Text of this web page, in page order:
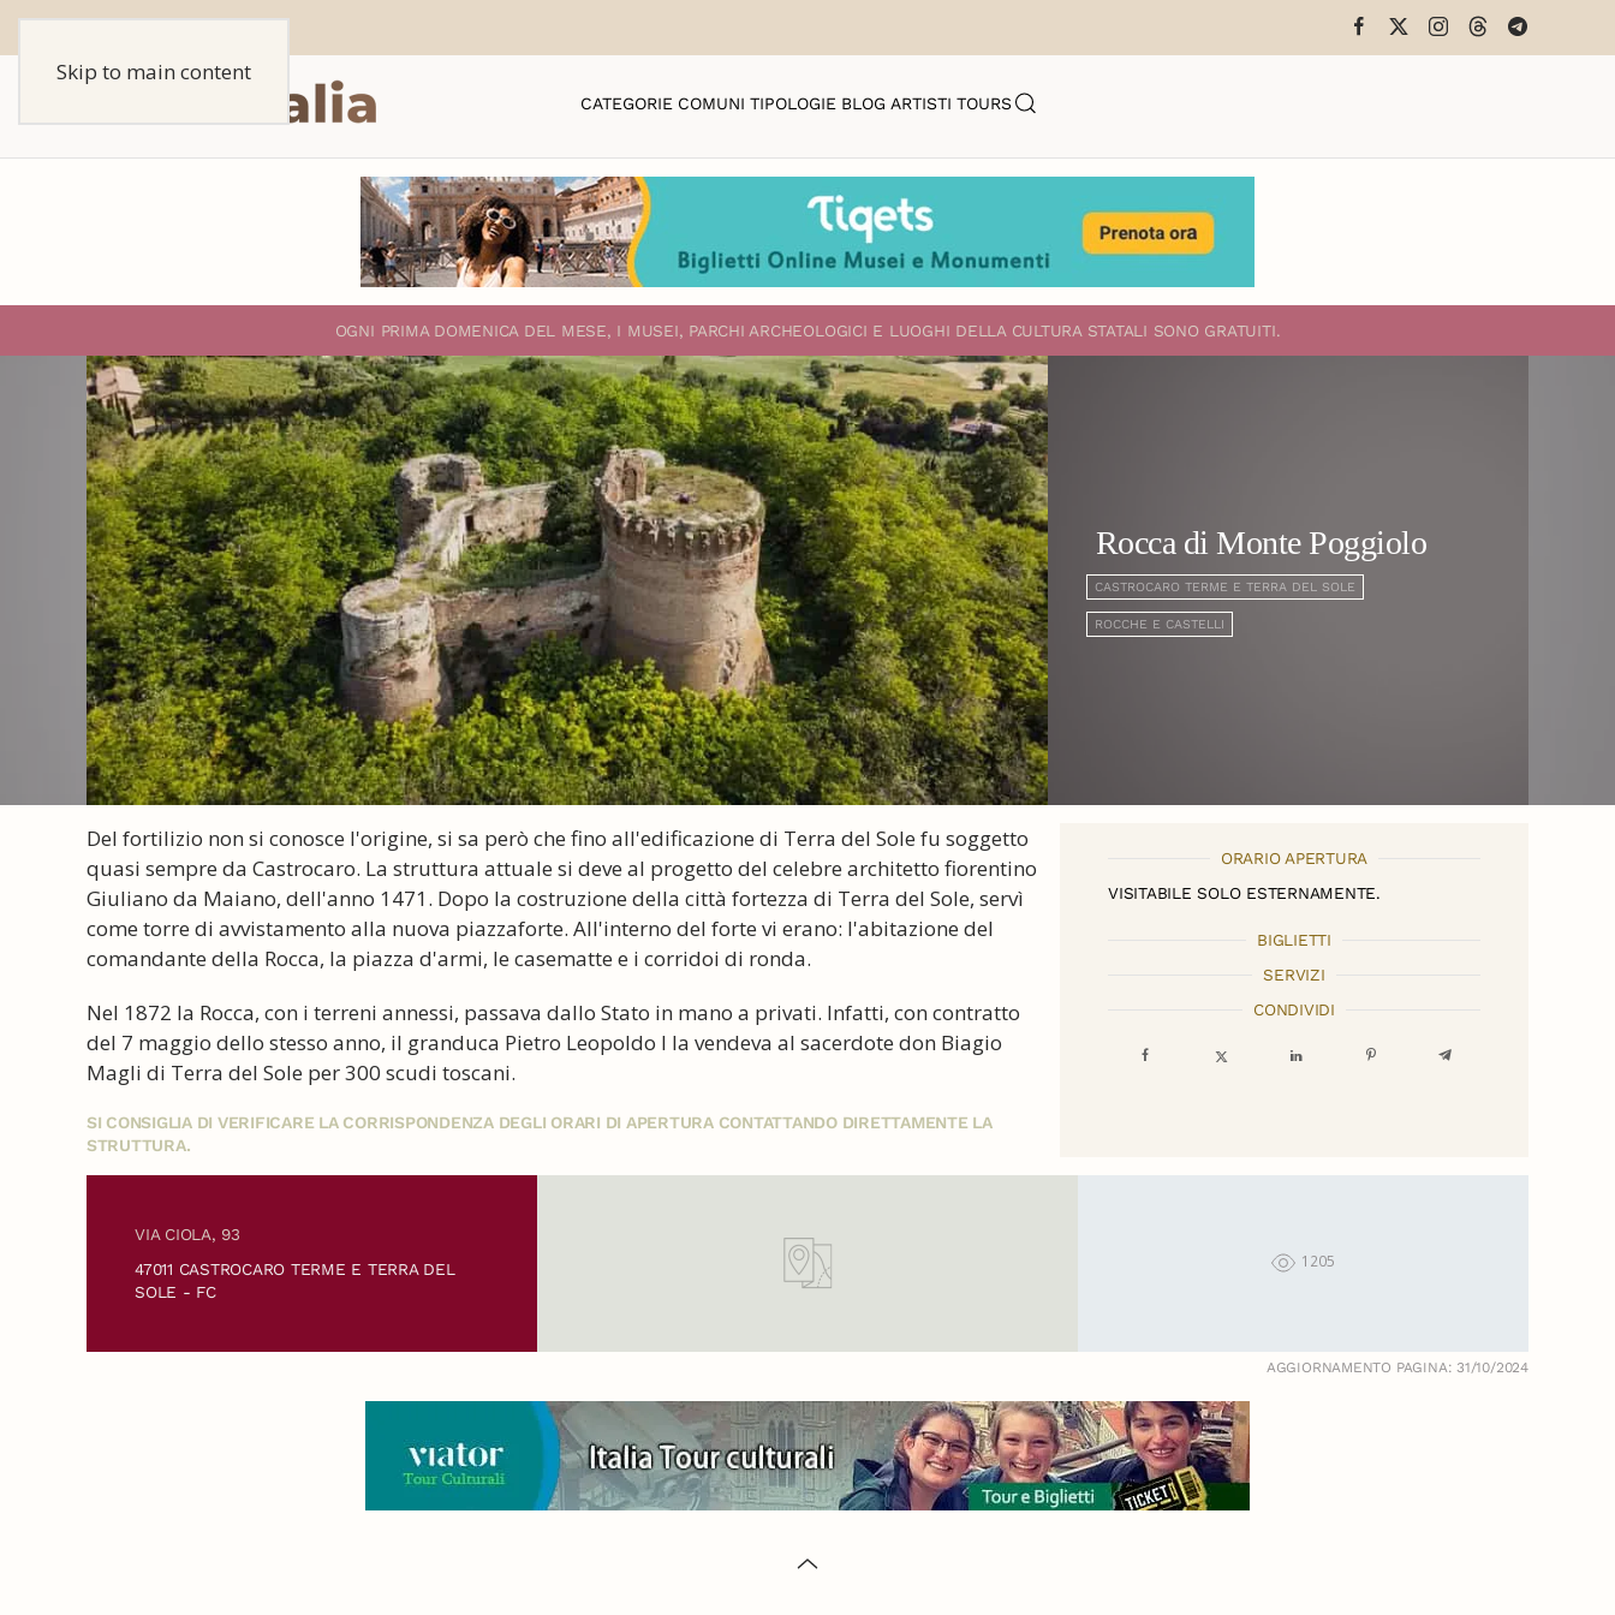
Skip to main content
CATEGORIE COMUNI TIPOLOGIE BLOG ARTISTI TOURS
OGNI PRIMA DOMENICA DEL MESE, I MUSEI, PARCHI ARCHEOLOGICI E LUOGHI DELLA CULTURA STATALI SONO GRATUITI.
Rocca di Monte Poggiolo
CASTROCARO TERME E TERRA DEL SOLE
ROCCHE E CASTELLI
Del fortilizio non si conosce l'origine, si sa però che fino all'edificazione di Terra del Sole fu soggetto
quasi sempre da Castrocaro. La struttura attuale si deve al progetto del celebre architetto fiorentino
Giuliano da Maiano, dell'anno 1471. Dopo la costruzione della città fortezza di Terra del Sole, servì
come torre di avvistamento alla nuova piazzaforte. All'interno del forte vi erano: l'abitazione del
comandante della Rocca, la piazza d'armi, le casematte e i corridoi di ronda.
Nel 1872 la Rocca, con i terreni annessi, passava dallo Stato in mano a privati. Infatti, con contratto
del 7 maggio dello stesso anno, il granduca Pietro Leopoldo I la vendeva al sacerdote don Biagio
Magli di Terra del Sole per 300 scudi toscani.
SI CONSIGLIA DI VERIFICARE LA CORRISPONDENZA DEGLI ORARI DI APERTURA CONTATTANDO DIRETTAMENTE LA
STRUTTURA.
ORARIO APERTURA
VISITABILE SOLO ESTERNAMENTE.
BIGLIETTI
SERVIZI
CONDIVIDI
VIA CIOLA, 93
47011 CASTROCARO TERME E TERRA DEL
SOLE - FC
1205
AGGIORNAMENTO PAGINA: 31/10/2024